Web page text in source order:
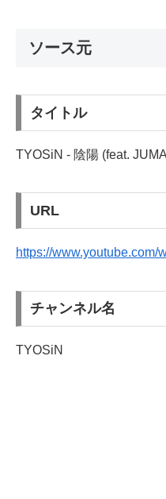
ソース元
タイトル
TYOSiN - 陰陽 (feat.
URL
https://www.youtube.com/
チャンネル名
TYOSiN